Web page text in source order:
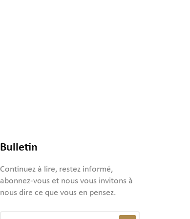
Bulletin
Continuez à lire, restez informé,
abonnez-vous et nous vous invitons à
nous dire ce que vous en pensez.